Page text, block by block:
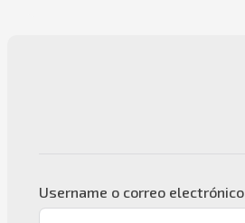
Username o correo electrónico